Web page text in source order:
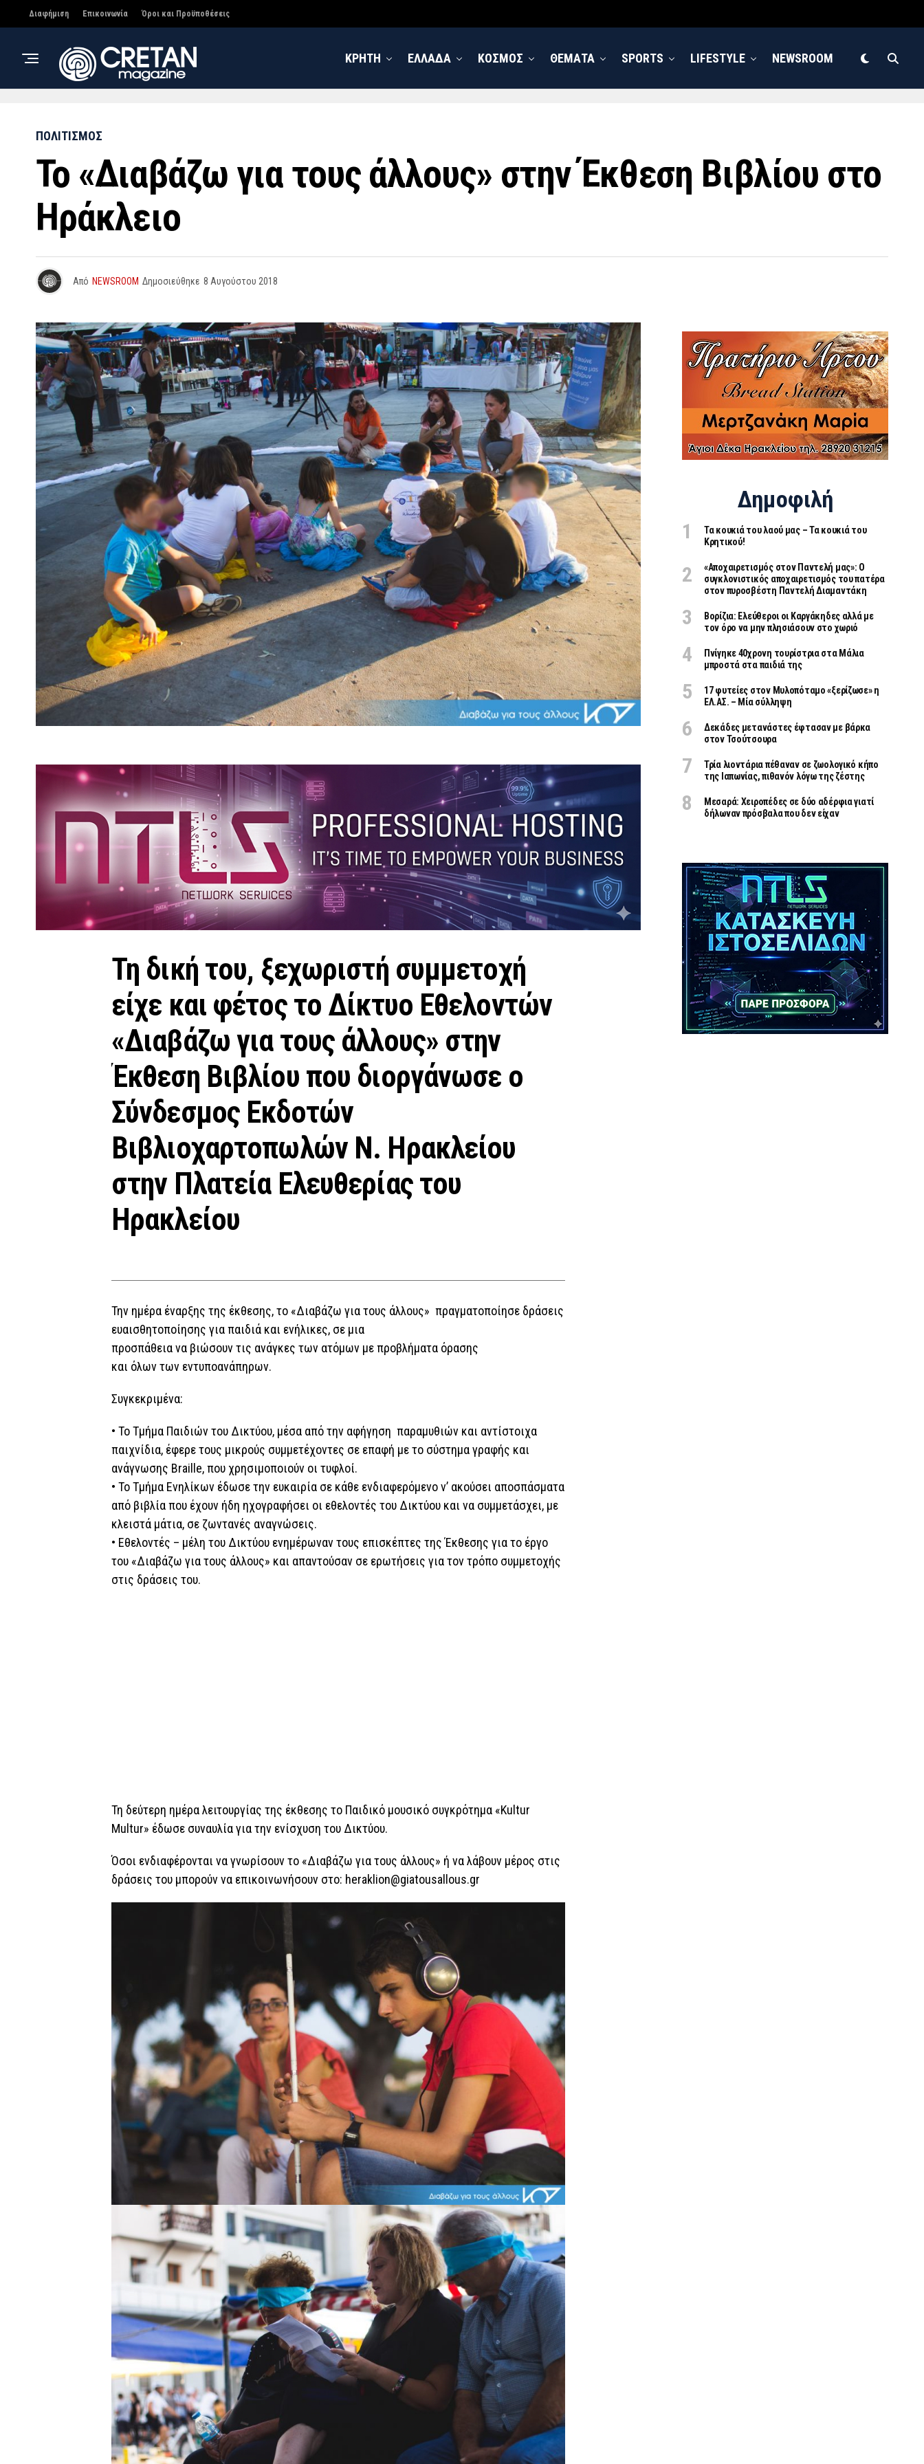
Διαφήμιση Επικοινωνία Όροι και Προϋποθέσεις
ΚΡΗΤΗ ΕΛΛΑΔΑ ΚΟΣΜΟΣ ΘΕΜΑΤΑ SPORTS LIFESTYLE NEWSROOM
ΠΟΛΙΤΙΣΜΟΣ
Το «Διαβάζω για τους άλλους» στην Έκθεση Βιβλίου στο
Ηράκλειο
Από NEWSROOM Δημοσιεύθηκε 8 Αυγούστου 2018
Τη δική του, ξεχωριστή συμμετοχή
είχε και φέτος το Δίκτυο Εθελοντών
«Διαβάζω για τους άλλους» στην
Έκθεση Βιβλίου που διοργάνωσε ο
Σύνδεσμος Εκδοτών
Βιβλιοχαρτοπωλών Ν. Ηρακλείου
στην Πλατεία Ελευθερίας του
Ηρακλείου
Την ημέρα έναρξης της έκθεσης, το «Διαβάζω για τους άλλους» πραγματοποίησε δράσεις
ευαισθητοποίησης για παιδιά και ενήλικες, σε μια
προσπάθεια να βιώσουν τις ανάγκες των ατόμων με προβλήματα όρασης
και όλων των εντυποανάπηρων.
Συγκεκριμένα:
• Το Τμήμα Παιδιών του Δικτύου, μέσα από την αφήγηση παραμυθιών και αντίστοιχα
παιχνίδια, έφερε τους μικρούς συμμετέχοντες σε επαφή με το σύστημα γραφής και
ανάγνωσης Braille, που χρησιμοποιούν οι τυφλοί.
• Το Τμήμα Ενηλίκων έδωσε την ευκαιρία σε κάθε ενδιαφερόμενο ν’ ακούσει αποσπάσματα
από βιβλία που έχουν ήδη ηχογραφήσει οι εθελοντές του Δικτύου και να συμμετάσχει, με
κλειστά μάτια, σε ζωντανές αναγνώσεις.
• Εθελοντές – μέλη του Δικτύου ενημέρωναν τους επισκέπτες της Έκθεσης για το έργο
του «Διαβάζω για τους άλλους» και απαντούσαν σε ερωτήσεις για τον τρόπο συμμετοχής
στις δράσεις του.
Τη δεύτερη ημέρα λειτουργίας της έκθεσης το Παιδικό μουσικό συγκρότημα «Kultur
Multur» έδωσε συναυλία για την ενίσχυση του Δικτύου.
Όσοι ενδιαφέρονται να γνωρίσουν το «Διαβάζω για τους άλλους» ή να λάβουν μέρος στις
δράσεις του μπορούν να επικοινωνήσουν στο: heraklion@giatousallous.gr
Δημοφιλή
Τα κουκιά του λαού μας – Τα κουκιά του
Κρητικού!
«Aποχαιρετισμός στον Παντελή μας»: Ο
συγκλονιστικός αποχαιρετισμός του πατέρα
στον πυροσβέστη Παντελή Διαμαντάκη
Βορίζια: Ελεύθεροι οι Καργάκηδες αλλά με
τον όρο να μην πλησιάσουν στο χωριό
Πνίγηκε 40χρονη τουρίστρια στα Μάλια
μπροστά στα παιδιά της
17 φυτείες στον Μυλοπόταμο «ξερίζωσε» η
ΕΛ.ΑΣ. – Μία σύλληψη
Δεκάδες μετανάστες έφτασαν με βάρκα
στον Τσούτσουρα
Τρία λιοντάρια πέθαναν σε ζωολογικό κήπο
της Ιαπωνίας, πιθανόν λόγω της ζέστης
Μεσαρά: Χειροπέδες σε δύο αδέρφια γιατί
δήλωναν πρόσβαλα που δεν είχαν